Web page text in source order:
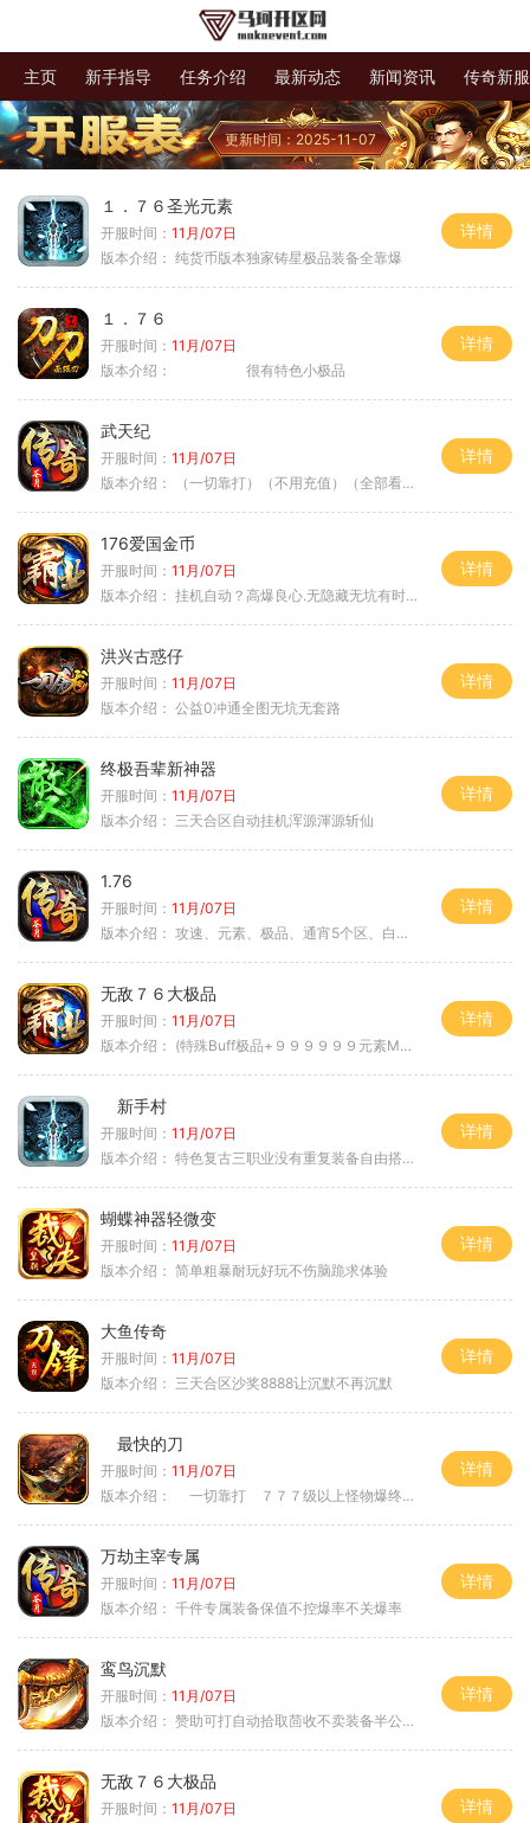
主页 新手指导 任务介绍 最新动态 新闻资讯 传奇新
更新时间：2025-11-07
１．７６圣光元素
开服时间： 11月/07日
版本介绍： 纯货币版本独家铸星极品装备全靠爆
详情
１．７６
开服时间： 11月/07日
版本介绍：
很有特色小极品
详情
武天纪
开服时间： 11月/07日
版本介绍：
（一切靠打）（不用充值）（全部看脸）
详情
176爱国金币
开服时间： 11月/07日
版本介绍： 挂机自动？高爆良心.无隐藏无坑有时间就是
详情
洪兴古惑仔
开服时间： 11月/07日
版本介绍： 公益0冲通全图无坑无套路
详情
终极吾辈新神器
开服时间： 11月/07日
版本介绍： 三天合区自动挂机浑源渾源斩仙
详情
1.76
开服时间： 11月/07日
版本介绍： 攻速、元素、极品、通宵5个区、白天10个区
详情
无敌７６大极品
开服时间： 11月/07日
版本介绍： (特殊Buff极品+９９９９９９元素Max）
详情
新手村
开服时间： 11月/07日
版本介绍： 特色复古三职业没有重复装备自由搭配私
详情
蝴蝶神器轻微变
开服时间： 11月/07日
版本介绍： 简单粗暴耐玩好玩不伤脑跪求体验
详情
大鱼传奇
开服时间： 11月/07日
版本介绍： 三天合区沙奖8888让沉默不再沉默
详情
最快的刀
开服时间： 11月/07日
版本介绍：
一切靠打 ７７７级以上怪物爆终极
详情
万劫主宰专属
开服时间： 11月/07日
版本介绍： 千件专属装备保值不控爆率不关爆率
详情
鸾鸟沉默
开服时间： 11月/07日
版本介绍： 赞助可打自动拾取茴收不卖装备半公益服
详情
无敌７６大极品
开服时间： 11月/07日
详情